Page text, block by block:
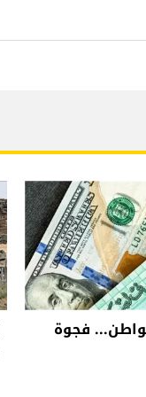
فجوة